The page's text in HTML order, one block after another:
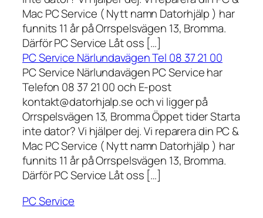
Mac PC Service ( Nytt namn Datorhjälp ) har
funnits 11 år på Orrspelsvägen 13, Bromma.
Därför PC Service Låt oss […]
PC Service Närlundavägen Tel 08 37 21 00
PC Service Närlundavägen PC Service har
Telefon 08 37 21 00 och E-post
kontakt@datorhjalp.se och vi ligger på
Orrspelsvägen 13, Bromma Öppet tider Starta
inte dator? Vi hjälper dej. Vi reparera din PC &
Mac PC Service ( Nytt namn Datorhjälp ) har
funnits 11 år på Orrspelsvägen 13, Bromma.
Därför PC Service Låt oss […]
PC Service